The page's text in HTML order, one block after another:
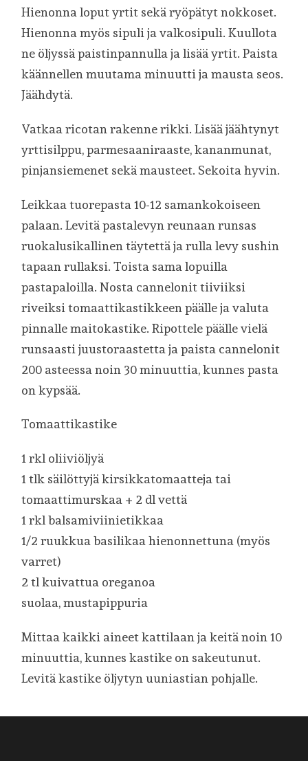
Hienonna loput yrtit sekä ryöpätyt nokkoset.
Hienonna myös sipuli ja valkosipuli. Kuullota
ne öljyssä paistinpannulla ja lisää yrtit. Paista
käännellen muutama minuutti ja mausta seos.
Jäähdytä.
Vatkaa ricotan rakenne rikki. Lisää jäähtynyt
yrttisilppu, parmesaaniraaste, kananmunat,
pinjansiemenet sekä mausteet. Sekoita hyvin.
Leikkaa tuorepasta 10-12 samankokoiseen
palaan. Levitä pastalevyn reunaan runsas
ruokalusikallinen täytettä ja rulla levy sushin
tapaan rullaksi. Toista sama lopuilla
pastapaloilla. Nosta cannelonit tiiviiksi
riveiksi tomaattikastikkeen päälle ja valuta
pinnalle maitokastike. Ripottele päälle vielä
runsaasti juustoraastetta ja paista cannelonit
200 asteessa noin 30 minuuttia, kunnes pasta
on kypsää.
Tomaattikastike
1 rkl oliiviöljyä
1 tlk säilöttyjä kirsikkatomaatteja tai
tomaattimurskaa + 2 dl vettä
1 rkl balsamiviinietikkaa
1/2 ruukkua basilikaa hienonnettuna (myös
varret)
2 tl kuivattua oreganoa
suolaa, mustapippuria
Mittaa kaikki aineet kattilaan ja keitä noin 10
minuuttia, kunnes kastike on sakeutunut.
Levitä kastike öljytyn uuniastian pohjalle.